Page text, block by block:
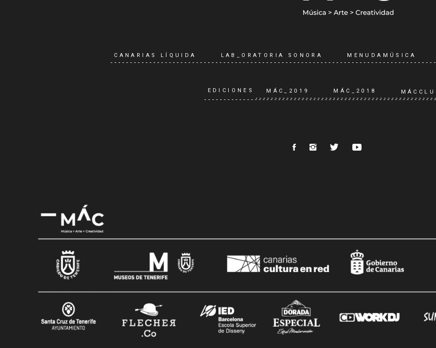
CANARIAS LÍQUIDA LAB_ORATORIA SONORA MENUDAMÚSICA
EDICIONES MÁC_2019 MÁC_2018